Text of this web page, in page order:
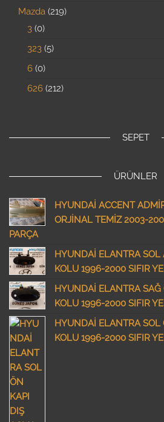
Mazda 219
3 0
323 5
6 0
626 212
SEPET
ÜRÜNLER
HYUNDAİ ACCENT
ORJİNAL TEMİZ 2003-
PARÇA
HYUNDAİ ELANTRA SOL
KOLU 1996-2000 SIFIR
HYUNDAİ ELANTRA
KOLU 1996-2000 SIFIR
HYUNDAİ ELANTRA SOL
KOLU 1996-2000 SIFIR